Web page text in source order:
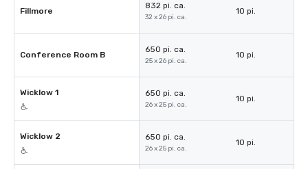
Fillmore
832 pi. ca.
32 x 26 pi. ca.
10 pi.
Conference Room B
650 pi. ca.
25 x 26 pi. ca.
10 pi.
Wicklow 1 650 pi. ca.
26 x 25 pi. ca.
10 pi.
Wicklow 2 650 pi. ca.
26 x 25 pi. ca.
10 pi.